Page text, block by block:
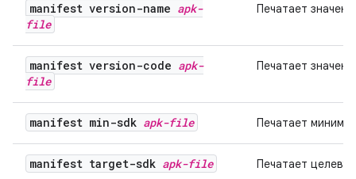
manifest version-name apk-
file
Печатает
manifest version-code apk-
file
Печатает
manifest min-sdk apk-file Печатает
manifest target-sdk apk-file Печатает